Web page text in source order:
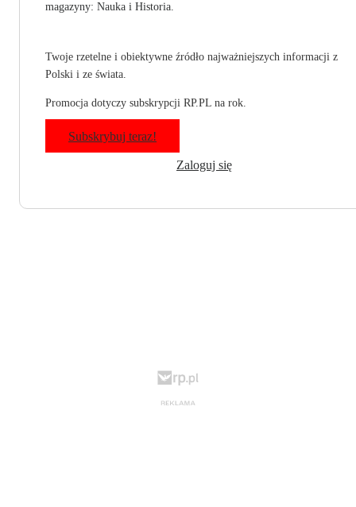
magazyny: Nauka i Historia.
Twoje rzetelne i obiektywne źródło najważniejszych informacji z
Polski i ze świata.
Promocja dotyczy subskrypcji RP.PL na rok.
Subskrybuj teraz!
Zaloguj się